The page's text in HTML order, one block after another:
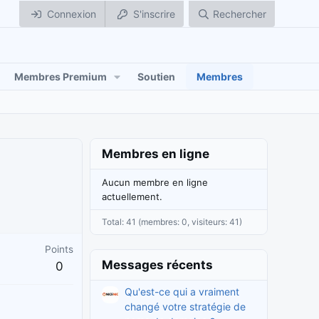
Connexion S'inscrire Rechercher
Membres Premium Soutien Membres
Points
0
Membres en ligne
Aucun membre en ligne
actuellement.
Total: 41 (membres: 0, visiteurs: 41)
Messages récents
Qu'est-ce qui a vraiment
changé votre stratégie de